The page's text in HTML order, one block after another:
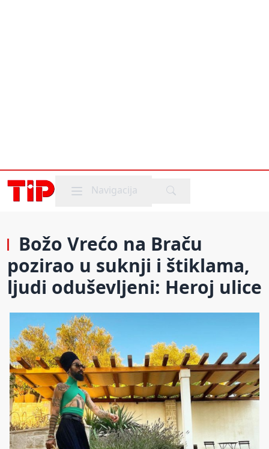
Mobile menu
Navigacija
Božo Vrećo na Braču
pozirao u suknji i štiklama,
ljudi oduševljeni: Heroj ulice